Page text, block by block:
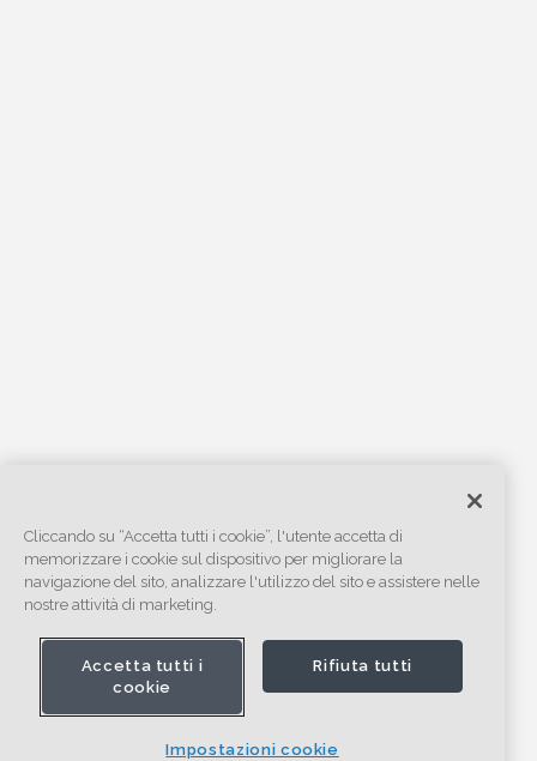
Cliccando su “Accetta tutti i cookie”, l'utente accetta di
memorizzare i cookie sul dispositivo per migliorare la
navigazione del sito, analizzare l'utilizzo del sito e assistere nelle
nostre attività di marketing.
Accetta tutti i
cookie
Rifiuta tutti
Impostazioni cookie